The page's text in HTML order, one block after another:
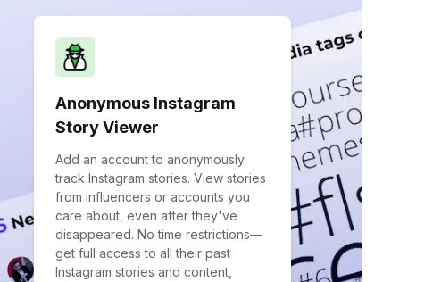
Anonymous Instagram
Story Viewer
Add an account to anonymously
track Instagram stories. View stories
from influencers or accounts you
care about, even after they've
disappeared. No time restrictions—
get full access to all their past
Instagram stories and content,